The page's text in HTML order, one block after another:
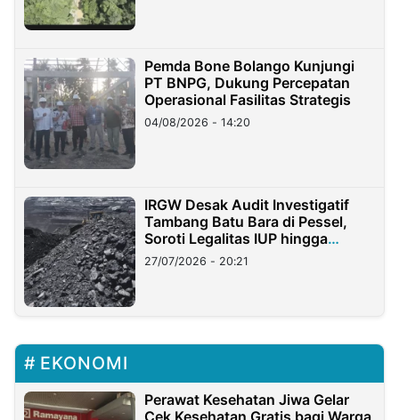
Pemda Bone Bolango Kunjungi
PT BNPG, Dukung Percepatan
Operasional Fasilitas Strategis
04/08/2026 - 14:20
IRGW Desak Audit Investigatif
Tambang Batu Bara di Pessel,
Soroti Legalitas IUP hingga
Stockpile
27/07/2026 - 20:21
EKONOMI
Perawat Kesehatan Jiwa Gelar